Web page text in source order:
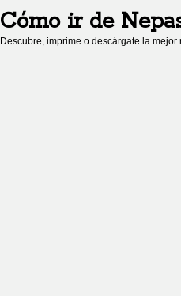
Cómo ir de
Descubre, imprime o descárgate la mejor